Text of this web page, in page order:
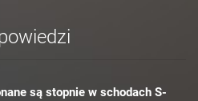
są stopnie w schodach S-